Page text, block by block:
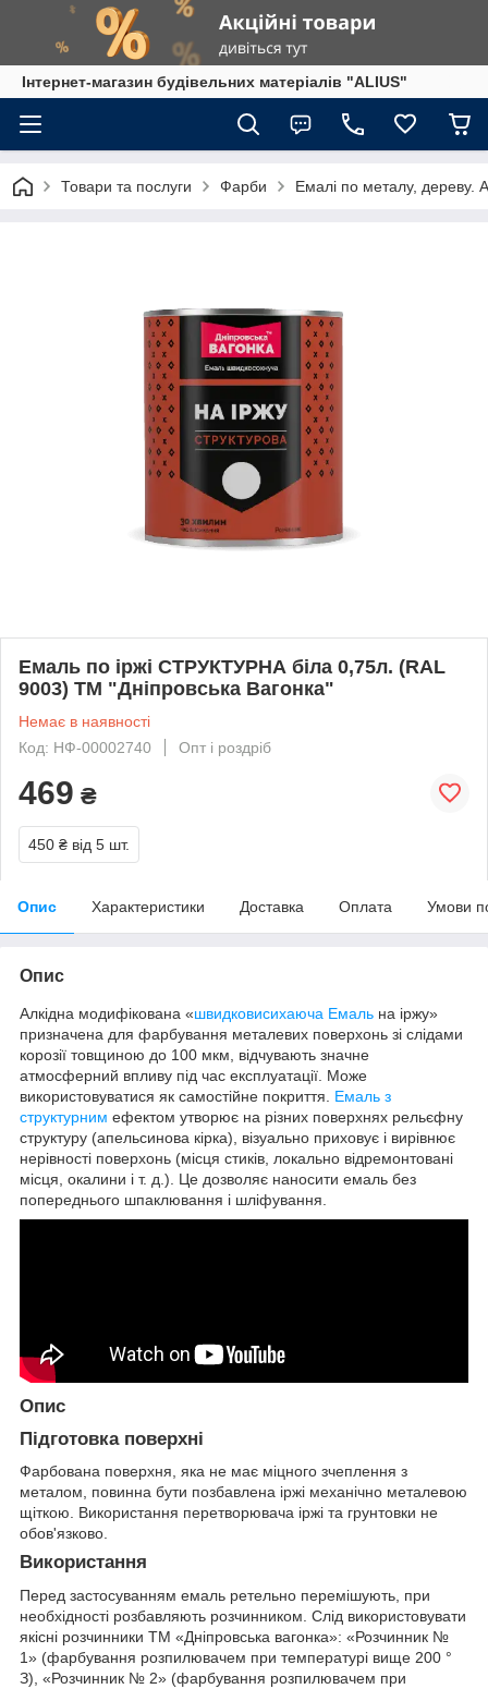
Інтернет-магазин будівельних матеріалів "ALIUS"
Товари та послуги Фарби Емалі по металу, дереву.
Емаль по іржі СТРУКТУРНА біла 0,75л. (RAL
9003) ТМ "Дніпровська Вагонка"
Немає в наявності
Код: НФ-00002740
Опт і роздріб
469 ₴
450 ₴ від 5 шт.
Опис Характеристики Доставка Оплата Умови
Опис
Алкідна модифікована «швидковисихаюча Емаль на іржу»
призначена для фарбування металевих поверхонь зі слідами
корозії товщиною до 100 мкм, відчувають значне
атмосферний впливу під час експлуатації. Може
використовуватися як самостійне покриття. Емаль з
структурним ефектом утворює на різних поверхнях рельєфну
структуру (апельсинова кірка), візуально приховує і вирівнює
нерівності поверхонь (місця стиків, локально відремонтовані
місця, окалини і т. д.). Це дозволяє наносити емаль без
попереднього шпаклювання і шліфування.
Опис
Підготовка поверхні
Фарбована поверхня, яка не має міцного зчеплення з
металом, повинна бути позбавлена іржі механічно металевою
щіткою. Використання перетворювача іржі та грунтовки не
обов'язково.
Використання
Перед застосуванням емаль ретельно перемішують, при
необхідності розбавляють розчинником. Слід використовувати
якісні розчинники ТМ «Дніпровська вагонка»: «Розчинник №
1» (фарбування розпилювачем при температурі вище 200 °
З), «Розчинник № 2» (фарбування розпилювачем при